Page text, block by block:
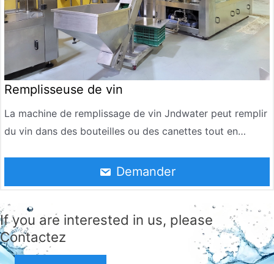
Remplisseuse de vin
La machine de remplissage de vin Jndwater peut remplir
du vin dans des bouteilles ou des canettes tout en
machines d’embouteillage de vin sont essentielles dans
l’industrie du vin pour assurer la cohérence, l’hygiène et
le respect des normes de l’industrie.
Demander
If you are interested in us, please
Contactez